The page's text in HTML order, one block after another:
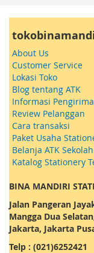
About Us
Customer Service
Lokasi Toko
Blog tentang ATK
Informasi
Review Pelanggan
Cara transaksi
Paket Usaha
Belanja ATK
Katalog Stationery
BINA MANDIRI
Jalan Pangeran
Mangga Dua
Jakarta, Jakarta
Telp : (021)6252421